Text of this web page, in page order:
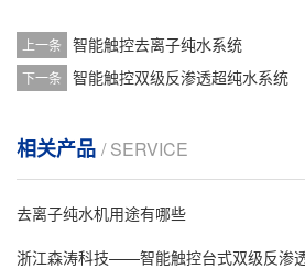
上一条 智能触控去离子纯水系统
下一条 智能触控双级反渗透超纯水系统
相关产品 / SERVICE
去离子纯水机用途有哪些
浙江森涛科技——智能触控台式双级反渗